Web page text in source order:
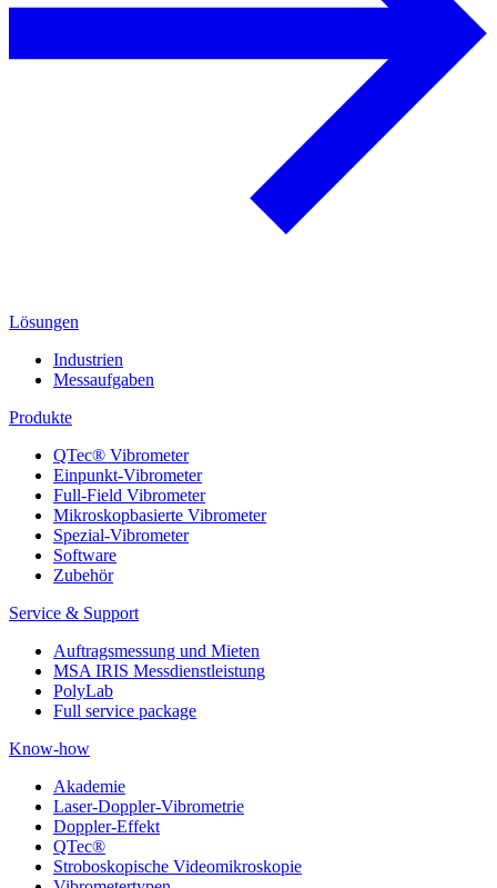
Lösungen
Industrien
Messaufgaben
Produkte
QTec® Vibrometer
Einpunkt-Vibrometer
Full-Field Vibrometer
Mikroskopbasierte Vibrometer
Spezial-Vibrometer
Software
Zubehör
Service & Support
Auftragsmessung und Mieten
MSA IRIS Messdienstleistung
PolyLab
Full service package
Know-how
Akademie
Laser-Doppler-Vibrometrie
Doppler-Effekt
QTec®
Stroboskopische Videomikroskopie